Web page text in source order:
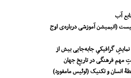
آب
(انیمیشن آموزشی درباره‌ی اوج
گرافیکیِ جا‌به‌جایی بیش از
انسان و تکنیک (لوئیس مامفورد)